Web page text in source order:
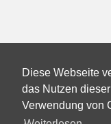
Diese Webseite
das Nutzen
Verwendung von